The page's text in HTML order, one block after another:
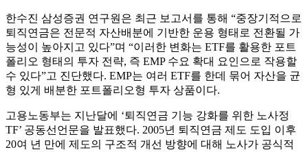
한수진 삼성증권 연구원은 최근 보고서를 통해 “중장기적으로
퇴직연금은 전문적 자산배분에 기반한 운용 형태로 전환될 가
능성이 높아지고 있다”며 “이러한 변화는 ETF를 활용한 포트
폴리오 형태의 투자 전략, 즉 EMP 수요 확대 요인으로 작용할
수 있다”고 진단했다. EMP는 여러 ETF를 한데 묶어 자산을 균
형 있게 배분한 포트폴리오형 투자 상품이다.
고용노동부는 지난달에 ‘퇴직연금 기능 강화를 위한 노사정
TF’ 공동선언문을 발표했다. 2005년 퇴직연금 제도 도입 이후
20여 년 만에 제도의 구조적 개선 방향에 대해 노사가 공식적